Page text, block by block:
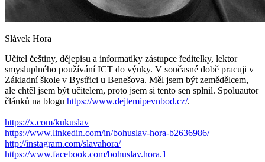
Slávek Hora
Učitel češtiny, dějepisu a informatiky zástupce ředitelky, lektor
smysluplného používání ICT do výuky. V současné době pracuji v
Základní škole v Bystřici u Benešova. Měl jsem být zemědělcem,
ale chtěl jsem být učitelem, proto jsem si tento sen splnil. Spoluautor
článků na blogu https://www.dejtemipevnbod.cz/.
https://x.com/kukuslav
https://www.linkedin.com/in/bohuslav-hora-b2636986/
http://instagram.com/slavahora/
https://www.facebook.com/bohuslav.hora.1